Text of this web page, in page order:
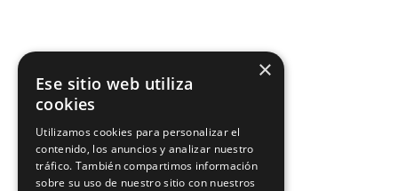
×
Ese sitio web utiliza
cookies
Utilizamos cookies para personalizar el
contenido, los anuncios y analizar nuestro
tráfico. También compartimos información
sobre su uso de nuestro sitio con nuestros